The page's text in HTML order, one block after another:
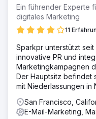
Ein führender Experte
digitales Marketing
11
Sparkpr unterstützt
innovative PR und
Marketingkampagnen
Der Hauptsitz befindet
mit Niederlassungen in
San Francisco,
E-Mail-Marketing,